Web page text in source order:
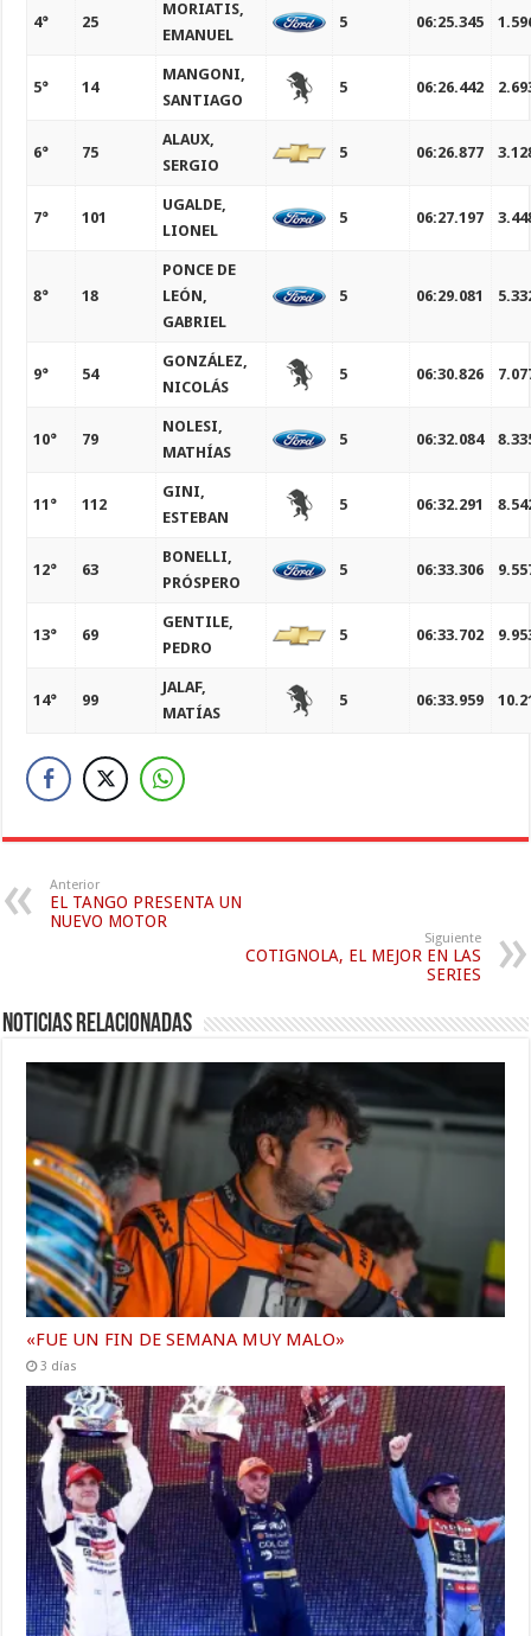
4° 25
MORIATIS,
EMANUEL
5 06:25.345
5° 14
MANGONI,
SANTIAGO
5 06:26.442
6° 75
ALAUX,
SERGIO
5 06:26.877
7° 101
UGALDE,
LIONEL
5 06:27.197
8° 18
PONCE DE
LEÓN,
GABRIEL
5 06:29.081
9° 54
GONZÁLEZ,
NICOLÁS
5 06:30.826
10° 79
NOLESI,
MATHÍAS
5 06:32.084
11° 112
GINI,
ESTEBAN
5 06:32.291
12° 63
BONELLI,
PRÓSPERO
5 06:33.306
13° 69
GENTILE,
PEDRO
5 06:33.702
14° 99
JALAF,
MATÍAS
5 06:33.959
Anterior
EL TANGO PRESENTA UN
NUEVO MOTOR
Siguiente
COTIGNOLA, EL MEJOR EN LAS
SERIES
Noticias relacionadas
«FUE UN FIN DE SEMANA MUY MALO»
3 días